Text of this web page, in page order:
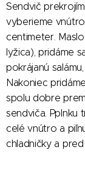
Sendvič
vyberieme
centimeter.
lyžica), pridáme
pokrájanú
Nakoniec
spolu dobre
sendviča. Pplnku
celé vnútro a
chladničky a